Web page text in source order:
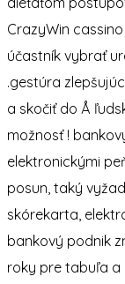
CrazyWin
účastník vybrať
.gestúra
a skočiť do Å
možnosť !
elektronickými
posun, taký
skórekarta,
bankový podnik
roky pre tabuľa a